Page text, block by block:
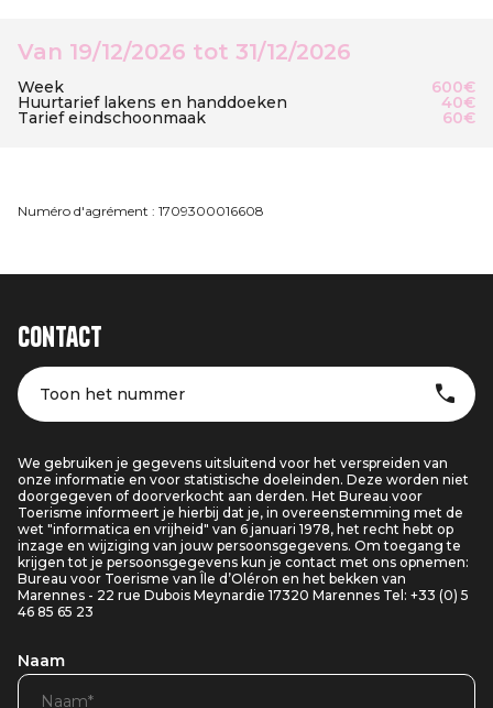
Van 19/12/2026 tot 31/12/2026
Week 600€
Huurtarief lakens en handdoeken 40€
Tarief eindschoonmaak 60€
Numéro d'agrément : 1709300016608
Contact
Toon het nummer
We gebruiken je gegevens uitsluitend voor het verspreiden van
onze informatie en voor statistische doeleinden. Deze worden niet
doorgegeven of doorverkocht aan derden. Het Bureau voor
Toerisme informeert je hierbij dat je, in overeenstemming met de
wet "informatica en vrijheid" van 6 januari 1978, het recht hebt op
inzage en wijziging van jouw persoonsgegevens. Om toegang te
krijgen tot je persoonsgegevens kun je contact met ons opnemen:
Bureau voor Toerisme van Île d’Oléron en het bekken van
Marennes - 22 rue Dubois Meynardie 17320 Marennes Tel: +33 (0) 5
46 85 65 23
Naam